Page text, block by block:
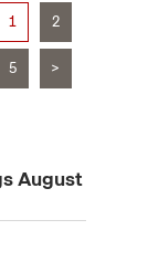
1 2
5 >
August